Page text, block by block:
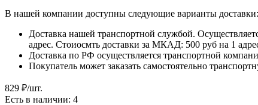
В нашей компании доступны следующие варианты доставки:
Доставка нашей транспортной службой.
адрес. Стоиосмть доставки за МКАД: 500 руб на 1
Доставка по РФ осуществляется транспортной
Покупатель может заказать самостоятельно
829 ₽/шт.
Есть в наличии: 4